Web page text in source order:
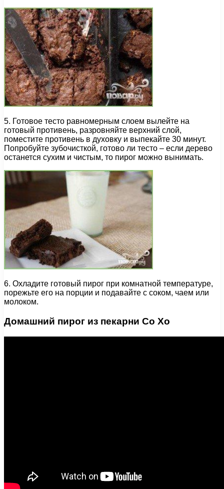
5. Готовое тесто равномерным слоем вылейте на
готовый противень, разровняйте верхний слой,
поместите противень в духовку и выпекайте 30 минут.
Попробуйте зубочисткой, готово ли тесто – если дерево
останется сухим и чистым, то пирог можно вынимать.
6. Охладите готовый пирог при комнатной температуре,
порежьте его на порции и подавайте с соком, чаем или
молоком.
Домашний пирог из пекарни Со Хо